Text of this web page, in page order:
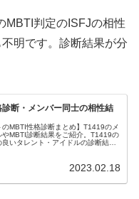
MBTI判定のISFJの相性
明です。診断結果が分
断・メンバー同士の相性結
のMBTI性格診断まとめ】T1419のメ
やMBTI診断結果をご紹介。T1419の
いタレント・アイドルの診断結果
2023.02.18